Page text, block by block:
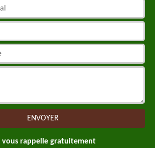
vous rappelle gratuitement